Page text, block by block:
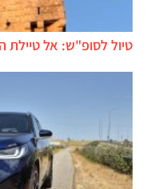
טיול לסופ"ש: אל טיילת